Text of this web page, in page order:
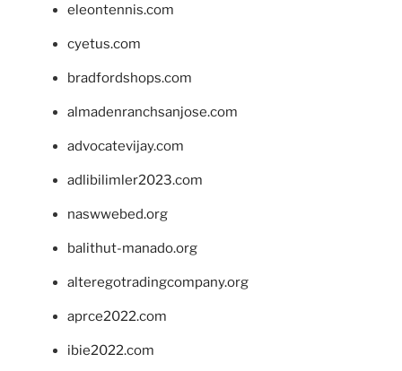
eleontennis.com
cyetus.com
bradfordshops.com
almadenranchsanjose.com
advocatevijay.com
adlibilimler2023.com
naswwebed.org
balithut-manado.org
alteregotradingcompany.org
aprce2022.com
ibie2022.com